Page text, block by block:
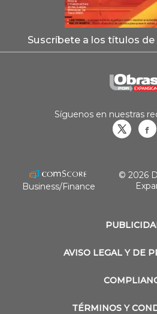
Suscríbete a los títulos
AVISO LEGAL Y DE
TÉRMINOS Y
Síguenos en nuestras
Business/Finance
© 2026